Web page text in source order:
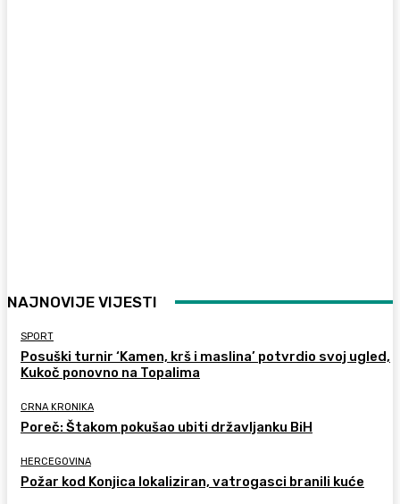
NAJNOVIJE VIJESTI
SPORT
Posuški turnir ‘Kamen, krš i maslina’ potvrdio svoj ugled,
Kukoč ponovno na Topalima
CRNA KRONIKA
Poreč: Štakom pokušao ubiti državljanku BiH
HERCEGOVINA
Požar kod Konjica lokaliziran, vatrogasci branili kuće